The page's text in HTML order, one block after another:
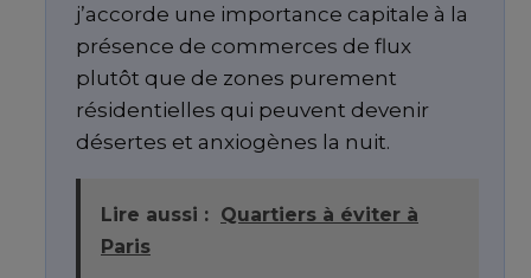
j’accorde une importance capitale à la
présence de commerces de flux
plutôt que de zones purement
résidentielles qui peuvent devenir
désertes et anxiogènes la nuit.
Lire aussi : Quartiers à éviter à
Paris